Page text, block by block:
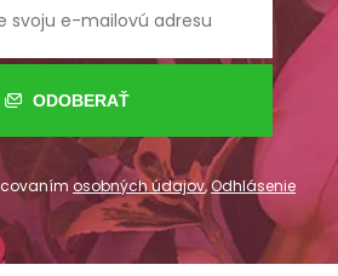
ODOBERAŤ
osobných údajov,Odhlásenie